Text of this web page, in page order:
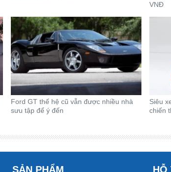
VNĐ
Ford GT thế hệ cũ vẫn được nhiều nhà
sưu tập để ý đến
Siêu
chiến
SẢN PHẨM HỖ